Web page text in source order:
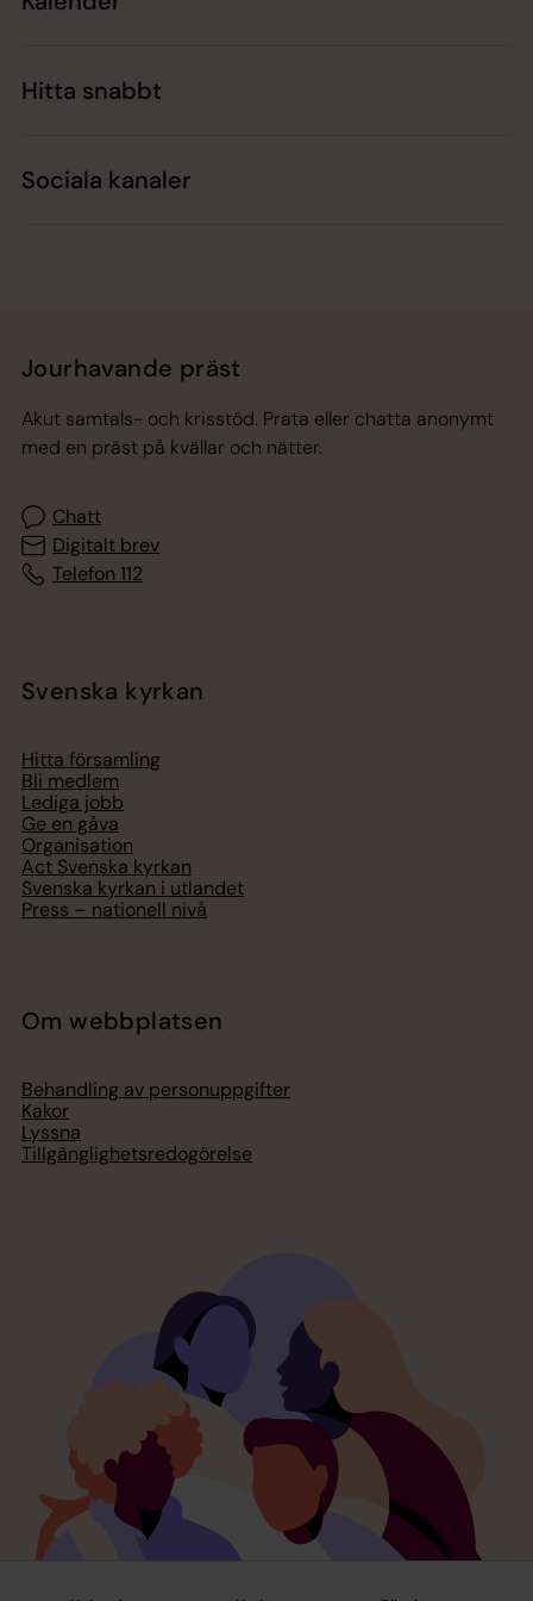
Hitta snabbt
Sociala kanaler
Jourhavande präst
Akut samtals- och krisstöd. Prata eller chatta anonymt
med en präst på kvällar och nätter.
Chatt
Digitalt brev
Telefon 112
Svenska kyrkan
Hitta församling
Bli medlem
Lediga jobb
Ge en gåva
Organisation
Act Svenska kyrkan
Svenska kyrkan i utlandet
Press – nationell nivå
Om webbplatsen
Behandling av personuppgifter
Kakor
Lyssna
Tillgänglighetsredogörelse